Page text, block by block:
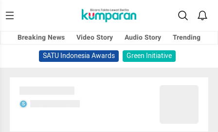
Breaking News Video Story Audio Story
Trending
SATU Indonesia Awards
Green Initiative
S